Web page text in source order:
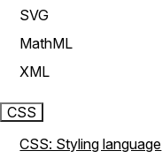
SVG
MathML
XML
CSS
CSS: Styling language